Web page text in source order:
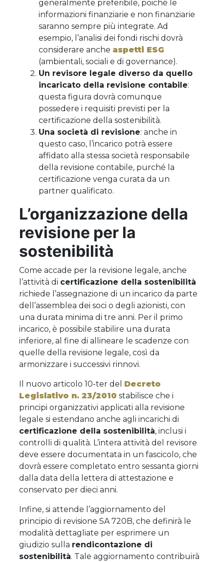
generalmente preferibile, poiché le
informazioni finanziarie e non finanziarie
saranno sempre più integrate. Ad
esempio, l’analisi dei fondi rischi dovrà
considerare anche aspetti ESG
(ambientali, sociali e di governance).
Un revisore legale diverso da quello
incaricato della revisione contabile:
questa figura dovrà comunque
possedere i requisiti previsti per la
certificazione della sostenibilità.
Una società di revisione: anche in
questo caso, l’incarico potrà essere
affidato alla stessa società responsabile
della revisione contabile, purché la
certificazione venga curata da un
partner qualificato.
L’organizzazione della
revisione per la
sostenibilità
Come accade per la revisione legale, anche
l’attività di certificazione della sostenibilità
richiede l’assegnazione di un incarico da parte
dell’assemblea dei soci o degli azionisti, con
una durata minima di tre anni. Per il primo
incarico, è possibile stabilire una durata
inferiore, al fine di allineare le scadenze con
quelle della revisione legale, così da
armonizzare i successivi rinnovi.
Il nuovo articolo 10-ter del Decreto
Legislativo n. 23/2010 stabilisce che i
principi organizzativi applicati alla revisione
legale si estendano anche agli incarichi di
certificazione della sostenibilità, inclusi i
controlli di qualità. L’intera attività del revisore
deve essere documentata in un fascicolo, che
dovrà essere completato entro sessanta giorni
dalla data della lettera di attestazione e
conservato per dieci anni.
Infine, si attende l’aggiornamento del
principio di revisione SA 720B, che definirà le
modalità dettagliate per esprimere un
giudizio sulla rendicontazione di
sostenibilità. Tale aggiornamento contribuirà